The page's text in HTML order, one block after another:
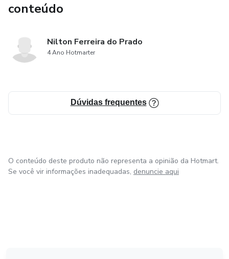
conteúdo
Nilton Ferreira do Prado
4 Ano Hotmarter
Dúvidas frequentes
O conteúdo deste produto não representa a opinião da Hotmart.
Se você vir informações inadequadas, denuncie aqui